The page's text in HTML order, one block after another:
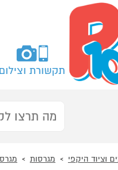
תקשורת וצילום
וציוד היקפי מגרסות